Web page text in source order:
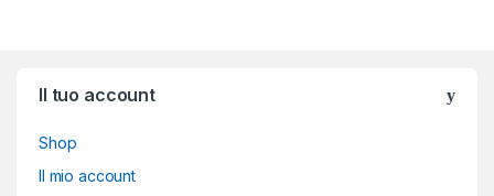
Il tuo account
Shop
Il mio account